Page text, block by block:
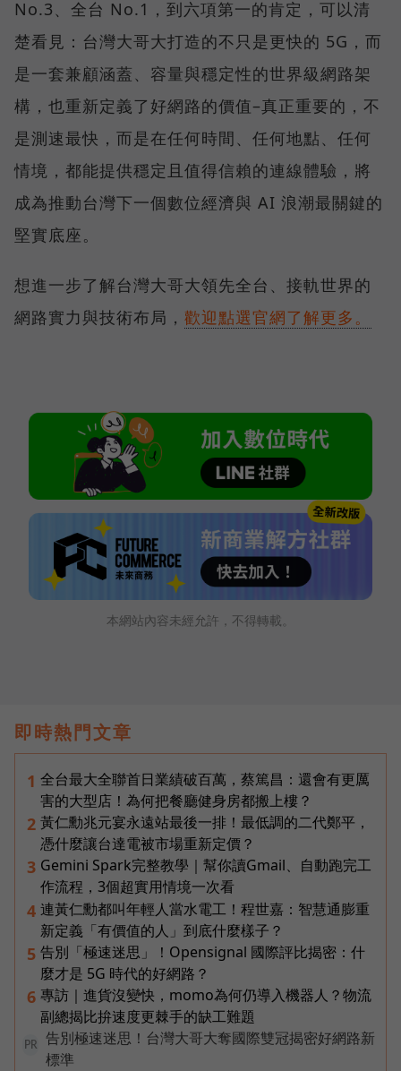
No.3、全台 No.1，到六項第一的肯定，可以清
楚看見：台灣大哥大打造的不只是更快的 5G，而
是一套兼顧涵蓋、容量與穩定性的世界級網路架
構，也重新定義了好網路的價值–真正重要的，不
是測速最快，而是在任何時間、任何地點、任何
情境，都能提供穩定且值得信賴的連線體驗，將
成為推動台灣下一個數位經濟與 AI 浪潮最關鍵的
堅實底座。
想進一步了解台灣大哥大領先全台、接軌世界的
網路實力與技術布局， 歡迎點選官網了解更多。
本網站內容未經允許，不得轉載。
即時熱門文章
1 全台最大全聯首日業績破百萬，蔡篤昌：還會有更厲
害的大型店！為何把餐廳健身房都搬上樓？
2 黃仁勳兆元宴永遠站最後一排！最低調的二代鄭平，
憑什麼讓台達電被市場重新定價？
3 Gemini Spark完整教學｜幫你讀Gmail、自動跑完工
作流程，3個超實用情境一次看
4 連黃仁勳都叫年輕人當水電工！程世嘉：智慧通膨重
新定義「有價值的人」到底什麼樣子？
5 告別「極速迷思」！Opensignal 國際評比揭密：什
麼才是 5G 時代的好網路？
6 專訪｜進貨沒變快，momo為何仍導入機器人？物流
副總揭比拚速度更棘手的缺工難題
PR
告別極速迷思！台灣大哥大奪國際雙冠揭密好網路新
標準